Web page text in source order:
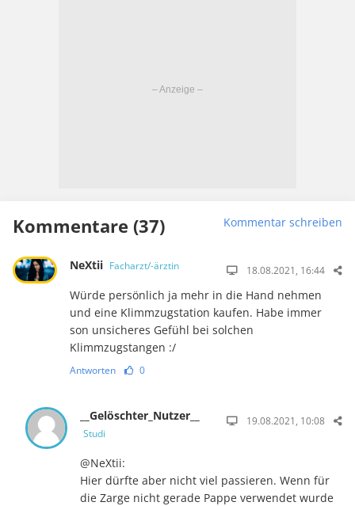
Kommentare (37) Kommentar schreiben
NeXtii Facharzt/-ärztin 18.08.2021, 16:44
Würde persönlich ja mehr in die Hand nehmen
und eine Klimmzugstation kaufen. Habe immer
son unsicheres Gefühl bei solchen
Klimmzugstangen :/
Antworten 0
__Gelöschter_Nutzer__
Studi
19.08.2021, 10:08
@NeXtii:
Hier dürfte aber nicht viel passieren. Wenn für
die Zarge nicht gerade Pappe verwendet wurde